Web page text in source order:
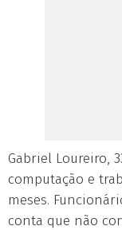
Gabriel Loureiro,
computação e
meses.
conta que não